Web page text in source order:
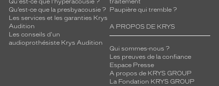
Qu'est-ce que l'hyperacousie ?
Qu’est-ce que la presbyacousie ?
Les services et les garanties Krys
Audition
Les conseils d'un
audioprothésiste Krys Audition
traitement
Paupière qui tremble ?
A PROPOS DE KRYS
Qui sommes-nous ?
Les preuves de la confiance
Espace Presse
A propos de KRYS GROUP
La Fondation KRYS GROUP